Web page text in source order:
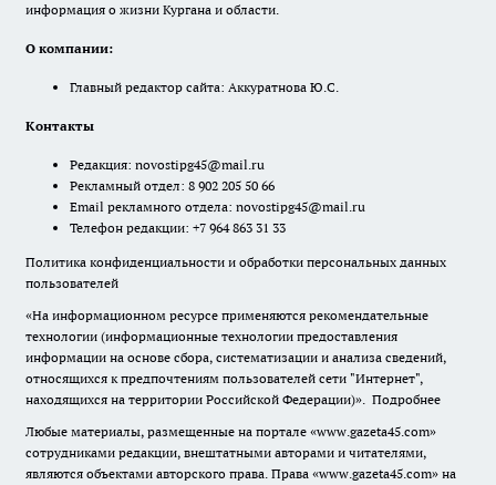
информация о жизни Кургана и области.
О компании:
Главный редактор сайта: Аккуратнова Ю.С.
Контакты
Редакция: novostipg45@mail.ru
Рекламный отдел: 8 902 205 50 66
Email рекламного отдела: novostipg45@mail.ru
Телефон редакции: +7 964 863 31 33
Политика конфиденциальности и обработки персональных данных
пользователей
«На информационном ресурсе применяются рекомендательные
технологии (информационные технологии предоставления
информации на основе сбора, систематизации и анализа сведений,
относящихся к предпочтениям пользователей сети "Интернет",
находящихся на территории Российской Федерации)». Подробнее
Любые материалы, размещенные на портале «www.gazeta45.com»
сотрудниками редакции, внештатными авторами и читателями,
являются объектами авторского права. Права «www.gazeta45.com» на